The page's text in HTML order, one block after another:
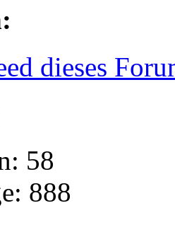
dieses
58
888